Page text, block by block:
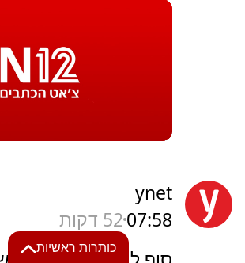
כותרות ראשיות
ynet
07:5852 דקות